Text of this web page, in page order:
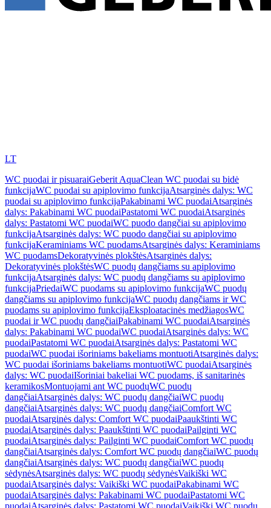
LT
WC puodai ir pisuaraiGeberit AquaClean WC puodai su bidė
funkcijaWC puodai su apiplovimo funkcijaAtsarginės dalys: WC
puodai su apiplovimo funkcijaPakabinami WC puodaiAtsarginės
dalys: Pakabinami WC puodaiPastatomi WC puodaiAtsarginės
dalys: Pastatomi WC puodaiWC puodo dangčiai su apiplovimo
funkcijaAtsarginės dalys: WC puodo dangčiai su apiplovimo
funkcijaKeraminiams WC puodamsAtsarginės dalys: Keraminiams
WC puodamsDekoratyvinės plokštėsAtsarginės dalys:
Dekoratyvinės plokštėsWC puodų dangčiams su apiplovimo
funkcijaAtsarginės dalys: WC puodų dangčiams su apiplovimo
funkcijaPriedaiWC puodams su apiplovimo funkcijaWC puodų
dangčiams su apiplovimo funkcijaWC puodų dangčiams ir WC
puodams su apiplovimo funkcijaEksploatacinės medžiagosWC
puodai ir WC puodų dangčiaiPakabinami WC puodaiAtsarginės
dalys: Pakabinami WC puodaiWC puodaiAtsarginės dalys: WC
puodaiPastatomi WC puodaiAtsarginės dalys: Pastatomi WC
puodaiWC puodai išoriniams bakeliams montuotiAtsarginės dalys:
WC puodai išoriniams bakeliams montuotiWC puodaiAtsarginės
dalys: WC puodaiIšoriniai bakeliai WC puodams, iš sanitarinės
keramikosMontuojami ant WC puodųWC puodų
dangčiaiAtsarginės dalys: WC puodų dangčiaiWC puodų
dangčiaiAtsarginės dalys: WC puodų dangčiaiComfort WC
puodaiAtsarginės dalys: Comfort WC puodaiPaaukštinti WC
puodaiAtsarginės dalys: Paaukštinti WC puodaiPailginti WC
puodaiAtsarginės dalys: Pailginti WC puodaiComfort WC puodų
dangčiaiAtsarginės dalys: Comfort WC puodų dangčiaiWC puodų
dangčiaiAtsarginės dalys: WC puodų dangčiaiWC puodų
sėdynėsAtsarginės dalys: WC puodų sėdynėsVaikiški WC
puodaiAtsarginės dalys: Vaikiški WC puodaiPakabinami WC
puodaiAtsarginės dalys: Pakabinami WC puodaiPastatomi WC
puodaiAtsarginės dalys: Pastatomi WC puodaiVaikiški WC puodų